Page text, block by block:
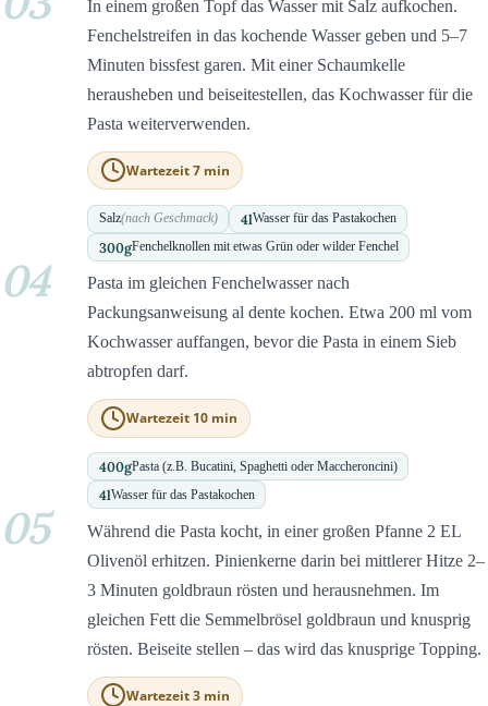
In einem großen Topf das Wasser mit Salz aufkochen.
Fenchelstreifen in das kochende Wasser geben und 5–7
Minuten bissfest garen. Mit einer Schaumkelle
herausheben und beiseitestellen, das Kochwasser für die
Pasta weiterverwenden.
Wartezeit 7 min
Salz(nach Geschmack) 4lWasser für das Pastakochen
300gFenchelknollen mit etwas Grün oder wilder Fenchel
04
Pasta im gleichen Fenchelwasser nach
Packungsanweisung al dente kochen. Etwa 200 ml vom
Kochwasser auffangen, bevor die Pasta in einem Sieb
abtropfen darf.
Wartezeit 10 min
400gPasta (z.B. Bucatini, Spaghetti oder Maccheroncini)
4lWasser für das Pastakochen
05
Während die Pasta kocht, in einer großen Pfanne 2 EL
Olivenöl erhitzen. Pinienkerne darin bei mittlerer Hitze 2–
3 Minuten goldbraun rösten und herausnehmen. Im
gleichen Fett die Semmelbrösel goldbraun und knusprig
rösten. Beiseite stellen – das wird das knusprige Topping.
Wartezeit 3 min